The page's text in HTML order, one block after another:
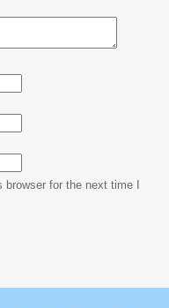
for the next time I